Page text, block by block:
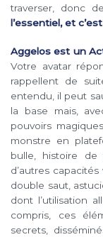
traverser, donc
l’essentiel, et
Aggelos est un
Votre avatar
rappellent de
entendu, il peut
la base mais,
pouvoirs
monstre en
bulle, histoire de
d’autres
double saut,
dont l’utilisation
compris, ces
secrets,